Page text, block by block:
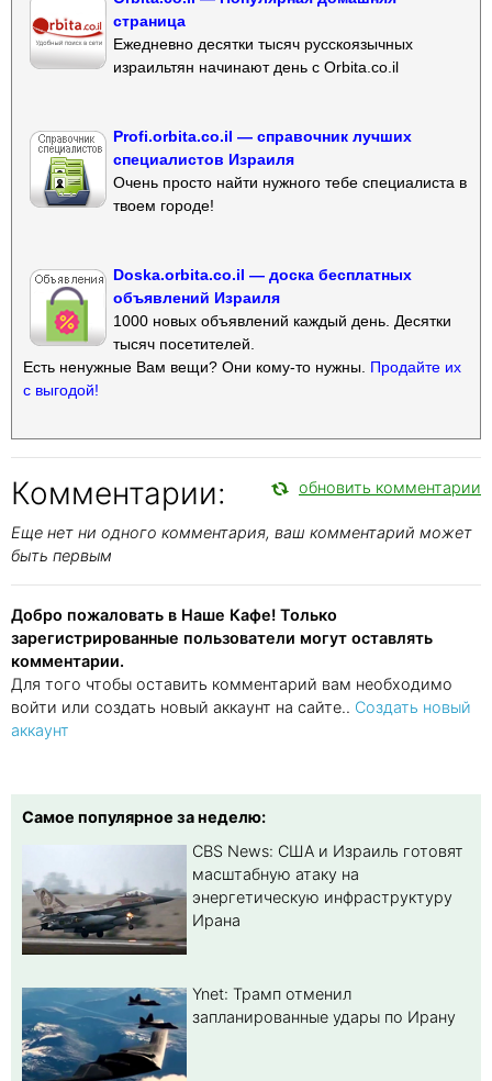
страница
Ежедневно десятки тысяч русскоязычных
израильтян начинают день с Orbita.co.il
Profi.orbita.co.il — справочник лучших
специалистов Израиля
Очень просто найти нужного тебе специалиста в
твоем городе!
Doska.orbita.co.il — доска бесплатных
объявлений Израиля
1000 новых объявлений каждый день. Десятки
тысяч посетителей.
Есть ненужные Вам вещи? Они кому-то нужны. Продайте их
с выгодой!
Комментарии: обновить комментарии
Еще нет ни одного комментария, ваш комментарий может
быть первым
Добро пожаловать в Наше Кафе! Только
зарегистрированные пользователи могут оставлять
комментарии.
Для того чтобы оставить комментарий вам необходимо
войти или создать новый аккаунт на сайте.. Создать новый
аккаунт
Самое популярное за неделю:
CBS News: США и Израиль готовят
масштабную атаку на
энергетическую инфраструктуру
Ирана
Ynet: Трамп отменил
запланированные удары по Ирану